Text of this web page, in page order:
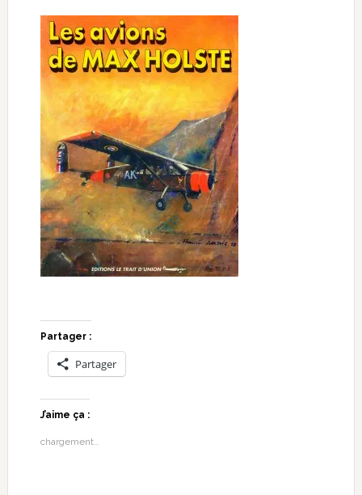
Partager :
Partager
J’aime ça :
chargement…